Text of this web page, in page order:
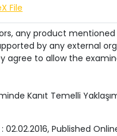
File
any product
by any external
agree to allow the
Kanıt Temelli
02.02.2016, Published